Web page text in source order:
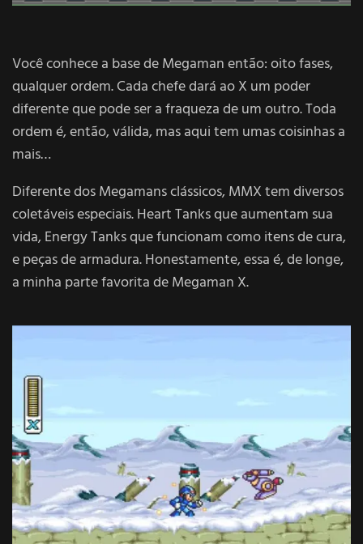
Você conhece a base de Megaman então: oito fases,
qualquer ordem. Cada chefe dará ao X um poder
diferente que pode ser a fraqueza de um outro. Toda
ordem é, então, válida, mas aqui tem umas coisinhas a
mais…
Diferente dos Megamans clássicos, MMX tem diversos
coletáveis especiais. Heart Tanks que aumentam sua
vida, Energy Tanks que funcionam como itens de cura,
e peças de armadura. Honestamente, essa é, de longe,
a minha parte favorita de Megaman X.